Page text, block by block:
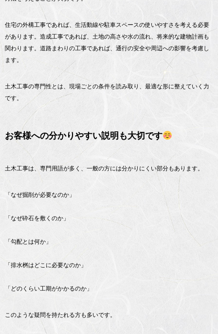
住宅の外構工事であれば、生活動線や駐車スペースの使いやすさを考える必要
があります。造成工事であれば、土地の高さや水の流れ、将来的な建物計画も
関わります。道路まわりの工事であれば、通行の安全や周辺への影響を考慮し
ます。
土木工事の専門性とは、現場ごとの条件を読み取り、最適な形に整えていく力
です。
お客様への分かりやすい説明も大切です
土木工事は、専門用語が多く、一般の方には分かりにくい部分もあります。
「なぜ掘削が必要なのか」
「なぜ砕石を敷くのか」
「勾配とは何か」
「排水桝はどこに必要なのか」
「どのくらい工期がかかるのか」
このような疑問を持たれる方も多いです。